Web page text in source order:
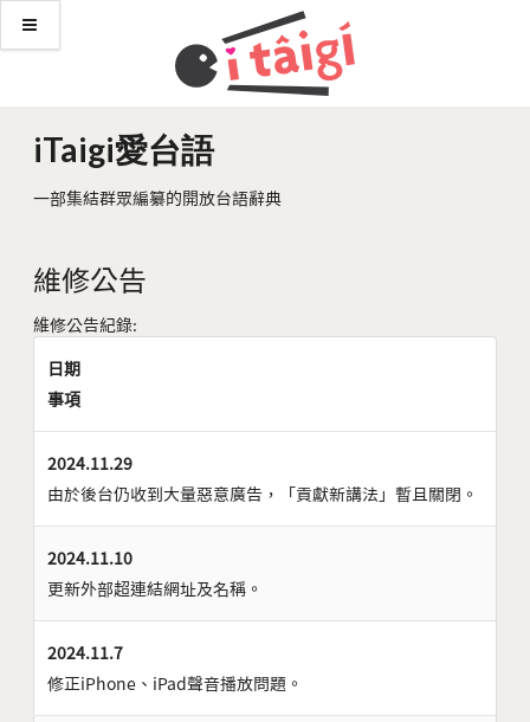
iTaigi愛台語
一部集結群眾編纂的開放台語辭典
維修公告
維修公告紀錄:
日期
事項
2024.11.29
由於後台仍收到大量惡意廣告，「貢獻新講法」暫且關閉。
2024.11.10
更新外部超連結網址及名稱。
2024.11.7
修正iPhone、iPad聲音播放問題。